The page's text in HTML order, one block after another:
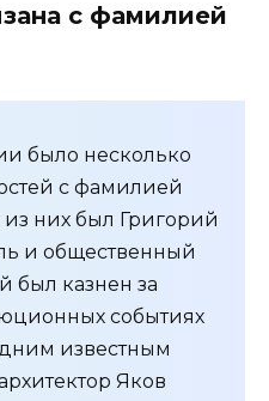
с фамилией
было несколько
с фамилией
них был Григорий
и общественный
был казнен за
событиях
известным
Яков